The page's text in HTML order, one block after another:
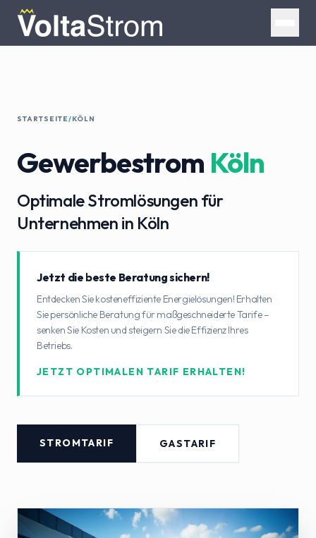
STARTSEITE/KÖLN
Gewerbestrom Köln
Optimale Stromlösungen für
Unternehmen in Köln
Jetzt die beste Beratung sichern!
Entdecken Sie kosteneffiziente Energielösungen! Erhalten
Sie persönliche Beratung für maßgeschneiderte Tarife –
senken Sie Kosten und steigern Sie die Effizienz Ihres
Betriebs.
JETZT OPTIMALEN TARIF ERHALTEN!
STROMTARIF GASTARIF